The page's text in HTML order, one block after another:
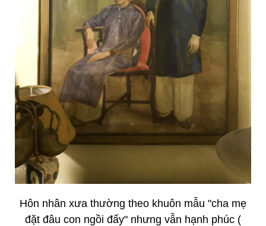
Hôn nhân xưa thường theo khuôn mẫu "cha mẹ
đặt đâu con ngồi đấy" nhưng vẫn hạnh phúc (